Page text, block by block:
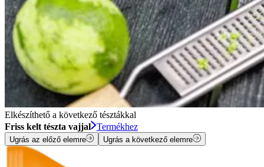
Elkészíthető a következő tésztákkal
Friss kelt tészta vajjal Termékhez
Ugrás az előző elemre Ugrás a következő elemre